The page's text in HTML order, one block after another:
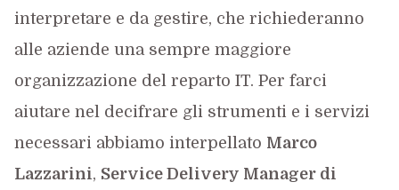
interpretare e da gestire, che richiederanno
alle aziende una sempre maggiore
organizzazione del reparto IT. Per farci
aiutare nel decifrare gli strumenti e i servizi
necessari abbiamo interpellato Marco
Lazzarini, Service Delivery Manager di